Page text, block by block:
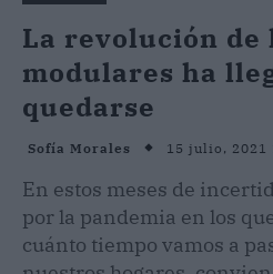
La revolución de
modulares ha
quedarse
Sofía Morales 15 julio, 2021
En estos meses de
por la pandemia en los
cuánto tiempo vamos a